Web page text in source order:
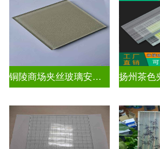
铜陵商场夹丝玻璃安装电话